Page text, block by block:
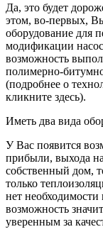
Да, это будет
этом, во-первых,
оборудование для
модификации
возможность
полимерно-
(подробнее о
кликните здесь).
Иметь два вида
У Вас появится
прибыли, выхода
собственный дом,
только
нет
возможность
уверенным за